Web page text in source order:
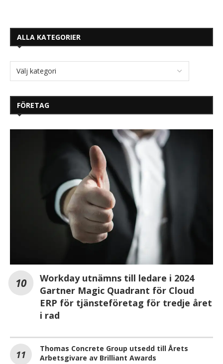
ALLA KATEGORIER
FÖRETAG
Workday utnämns till ledare i 2024
Gartner Magic Quadrant för Cloud
ERP för tjänsteföretag för tredje året
i rad
Thomas Concrete Group utsedd till Årets
Arbetsgivare av Brilliant Awards